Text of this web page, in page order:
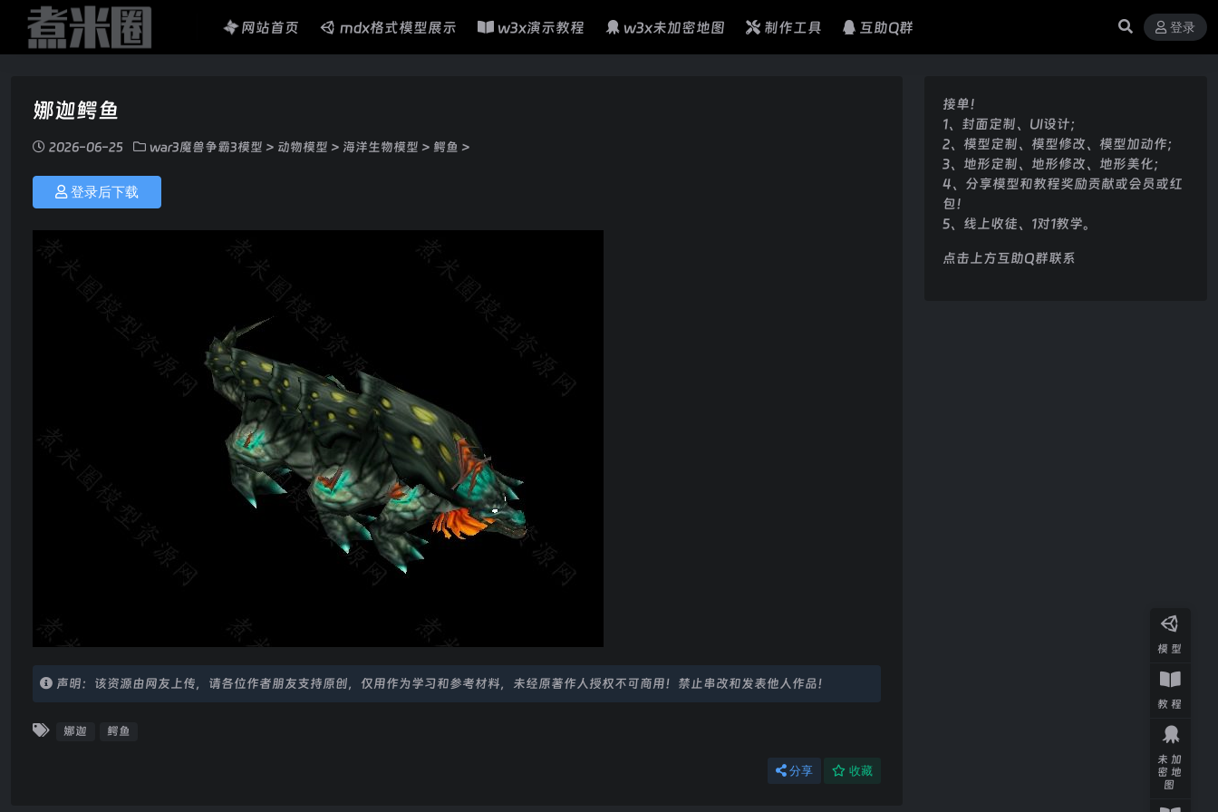
网站首页 mdx格式模型展示 w3x演示教程 w3x未加密地图 制作工具 互助Q群 登录
娜迦鳄鱼
2026-06-25 war3魔兽争霸3模型 > 动物模型 > 海洋生物模型 > 鳄鱼 >
登录后下载
声明：该资源由网友上传，请各位作者朋友支持原创，仅用作为学习和参考材料，未经原著作人授权不可商用！禁止串改和发表他人作品！
娜迦 鳄鱼
分享 收藏
接单！
1、封面定制、UI设计；
2、模型定制、模型修改、模型加动作；
3、地形定制、地形修改、地形美化；
4、分享模型和教程奖励贡献或会员或红
包！
5、线上收徒、1对1教学。
点击上方互助Q群联系
模型
教程
未加
密地
图